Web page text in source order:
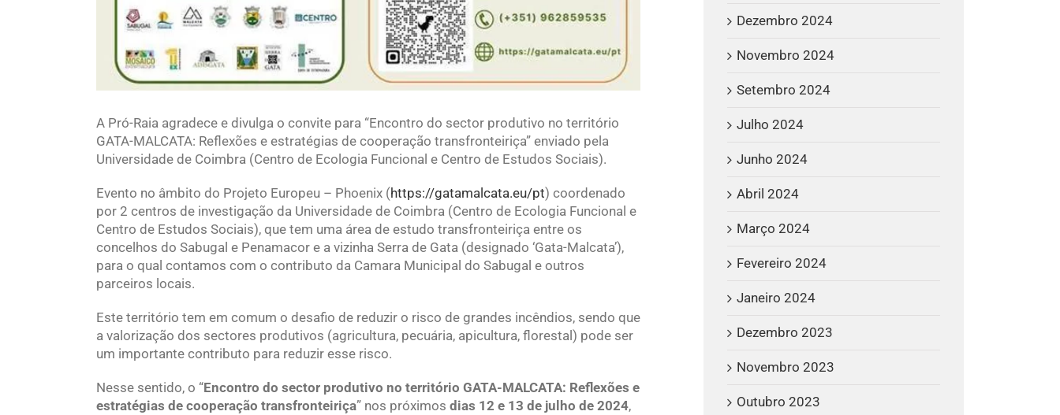
A Pró-Raia agradece e divulga o convite para “Encontro do sector produtivo no território
GATA-MALCATA: Reflexões e estratégias de cooperação transfronteiriça” enviado pela
Universidade de Coimbra (Centro de Ecologia Funcional e Centro de Estudos Sociais).
Evento no âmbito do Projeto Europeu – Phoenix (https://gatamalcata.eu/pt) coordenado
por 2 centros de investigação da Universidade de Coimbra (Centro de Ecologia Funcional e
Centro de Estudos Sociais), que tem uma área de estudo transfronteiriça entre os
concelhos do Sabugal e Penamacor e a vizinha Serra de Gata (designado ‘Gata-Malcata’),
para o qual contamos com o contributo da Camara Municipal do Sabugal e outros
parceiros locais.
Este território tem em comum o desafio de reduzir o risco de grandes incêndios, sendo que
a valorização dos sectores produtivos (agricultura, pecuária, apicultura, florestal) pode ser
um importante contributo para reduzir esse risco.
Nesse sentido, o “Encontro do sector produtivo no território GATA-MALCATA: Reflexões e
estratégias de cooperação transfronteiriça” nos próximos dias 12 e 13 de julho de 2024,
Dezembro 2024
Novembro 2024
Setembro 2024
Julho 2024
Junho 2024
Abril 2024
Março 2024
Fevereiro 2024
Janeiro 2024
Dezembro 2023
Novembro 2023
Outubro 2023